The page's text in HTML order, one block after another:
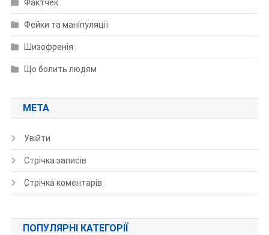
Фактчек
Фейки та маніпуляції
Шизофренія
Що болить людям
МЕТА
Увійти
Стрічка записів
Стрічка коментарів
ПОПУЛЯРНІ КАТЕГОРІЇ